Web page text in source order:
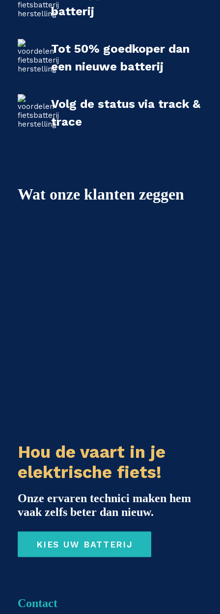
batterij
Tot 50% goedkoper dan
een nieuwe batterij
Volg de status via track &
trace
Wat onze klanten zeggen
Hou de vaart in je
elektrische fiets!
Onze ervaren technici maken hem
vaak zelfs beter dan nieuw.
KIES UW BATTERIJ
Contact